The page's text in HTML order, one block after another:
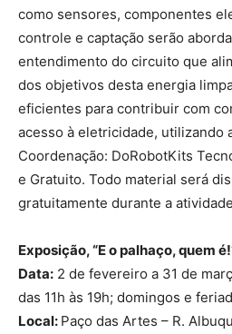
como sensores, componentes
controle e captação serão
entendimento do circuito que
dos objetivos desta energia
eficientes para contribuir com
acesso à eletricidade, utilizando
Coordenação: DoRobotKits
e Gratuito. Todo material será
gratuitamente durante a
Exposição, “E o palhaço, quem
Data: 2 de fevereiro a 31 de
das 11h às 19h; domingos e
Local: Paço das Artes – R.